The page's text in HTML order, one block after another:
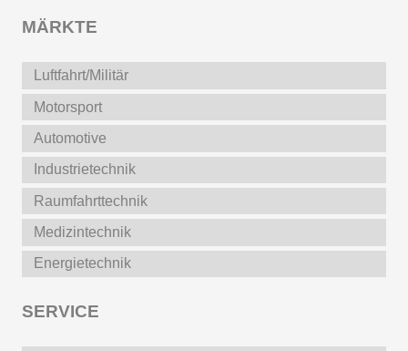
MÄRKTE
Luftfahrt/Militär
Motorsport
Automotive
Industrietechnik
Raumfahrttechnik
Medizintechnik
Energietechnik
SERVICE